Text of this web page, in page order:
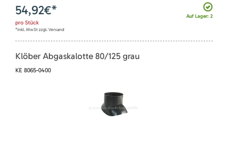
Auf Lager: 2
54,92€*
pro Stück
*inkl. MwSt zzgl. Versand
Klöber Abgaskalotte 80/125 grau
KE 8065-0400